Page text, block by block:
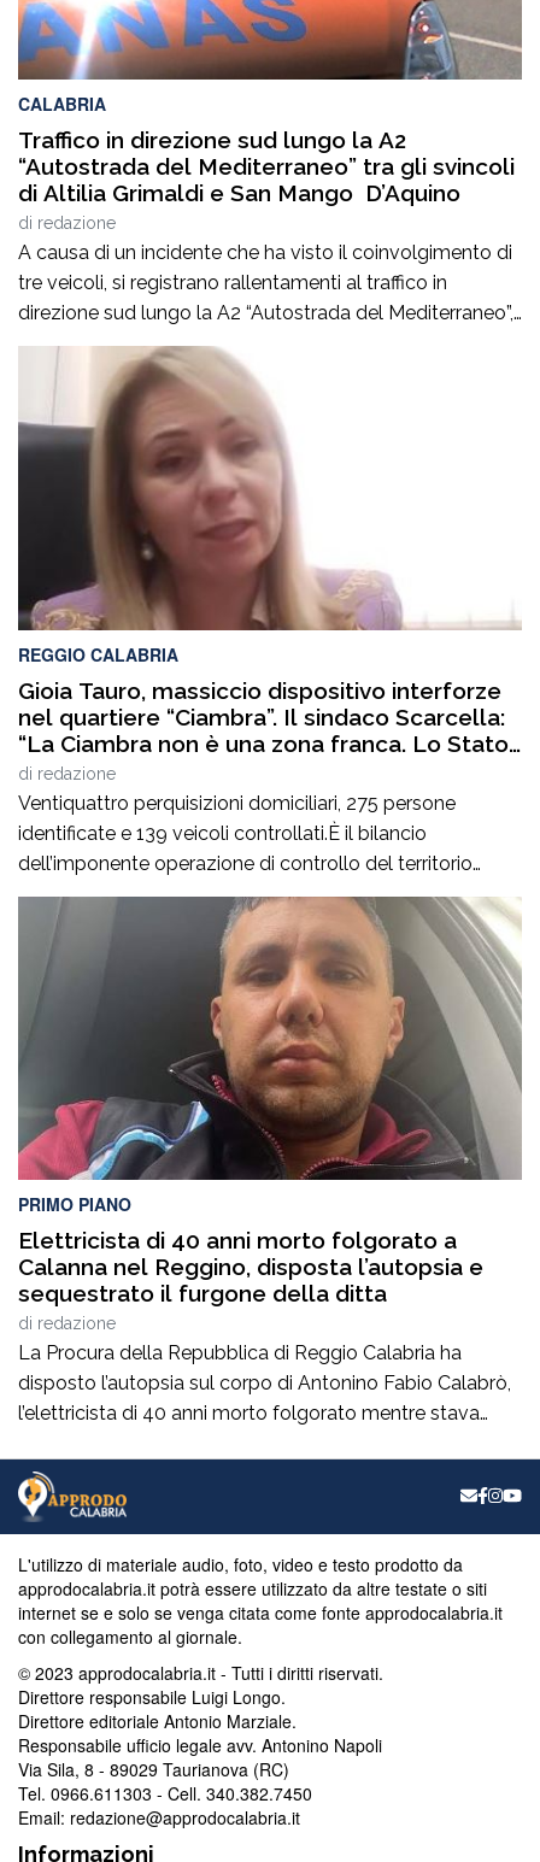
CALABRIA
Traffico in direzione sud lungo la A2
“Autostrada del Mediterraneo” tra gli svincoli
di Altilia Grimaldi e San Mango D’Aquino
di redazione
A causa di un incidente che ha visto il coinvolgimento di
tre veicoli, si registrano rallentamenti al traffico in
direzione sud lungo la A2 “Autostrada del Mediterraneo”,
nel tratto compreso tra gli svincoli di Altilia Grimaldi (CS)
e San Mango D’Aquino (CZ). Sul posto è intervenuto il
personale Anas, il 118 e il soccorso meccanico […]
REGGIO CALABRIA
Gioia Tauro, massiccio dispositivo interforze
nel quartiere “Ciambra”. Il sindaco Scarcella:
“La Ciambra non è una zona franca. Lo Stato
c’è e si vede”
di redazione
Ventiquattro perquisizioni domiciliari, 275 persone
identificate e 139 veicoli controllati.È il bilancio
dell’imponente operazione di controllo del territorio
condotta il7 agosto nel quartiere Ciambra di Gioia Tauro,
nell’ambito di un servizio straordinario ad “Alto Impatto”
disposto per rafforzare la presenza delle istituzioni e
contrastare ogni forma di illegalità. Un’azione massiccia
e coordinata che ha visto […]
PRIMO PIANO
Elettricista di 40 anni morto folgorato a
Calanna nel Reggino, disposta l’autopsia e
sequestrato il furgone della ditta
di redazione
La Procura della Repubblica di Reggio Calabria ha
disposto l’autopsia sul corpo di Antonino Fabio Calabrò,
l’elettricista di 40 anni morto folgorato mentre stava
di Calanna. Le indagini, coordinate dalla Procura guidata
da Giuseppe Borrelli, sono affidate ai carabinieri, che
hanno proceduto anche al sequestro del furgone della
ditta privata per la quale lavorava […]
L'utilizzo di materiale audio, foto, video e testo prodotto da
approdocalabria.it potrà essere utilizzato da altre testate o siti
internet se e solo se venga citata come fonte approdocalabria.it
con collegamento al giornale.
© 2023 approdocalabria.it - Tutti i diritti riservati.
Direttore responsabile Luigi Longo.
Direttore editoriale Antonio Marziale.
Responsabile ufficio legale avv. Antonino Napoli
Via Sila, 8 - 89029 Taurianova (RC)
Tel. 0966.611303 - Cell. 340.382.7450
Email: redazione@approdocalabria.it
Informazioni